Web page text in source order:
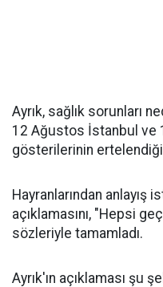
Ayrık, sağlık sorunları
12 Ağustos İstanbul ve
gösterilerinin
Hayranlarından anlayış
açıklamasını, "Hepsi
sözleriyle tamamladı.
Ayrık'ın açıklaması şu